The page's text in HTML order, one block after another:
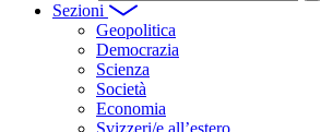
Sezioni
Geopolitica
Democrazia
Scienza
Società
Economia
Svizzeri/e all’estero